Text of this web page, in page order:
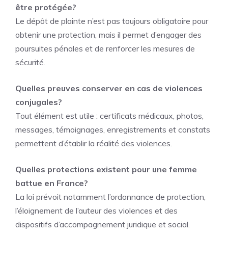
être protégée?
Le dépôt de plainte n’est pas toujours obligatoire pour
obtenir une protection, mais il permet d’engager des
poursuites pénales et de renforcer les mesures de
sécurité.
Quelles preuves conserver en cas de violences
conjugales?
Tout élément est utile : certificats médicaux, photos,
messages, témoignages, enregistrements et constats
permettent d’établir la réalité des violences.
Quelles protections existent pour une femme
battue en France?
La loi prévoit notamment l’ordonnance de protection,
l’éloignement de l’auteur des violences et des
dispositifs d’accompagnement juridique et social.